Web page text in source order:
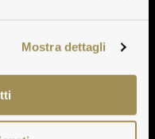
Mostra dettagli